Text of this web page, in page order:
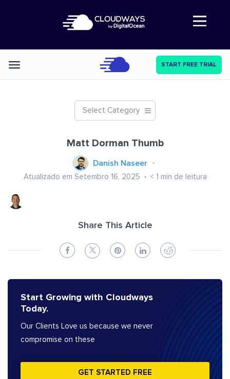
Abre a navegação
Categories START FREE TRIAL
Select Category
Matt Dorman Thumb
Danish Naseer
Atualizado em Setembro 16, 2025 < 1 min de leitura
Share This Article
Start Growing with Cloudways
Today.
Our Clients Love us because we never
compromise on these
GET STARTED FREE